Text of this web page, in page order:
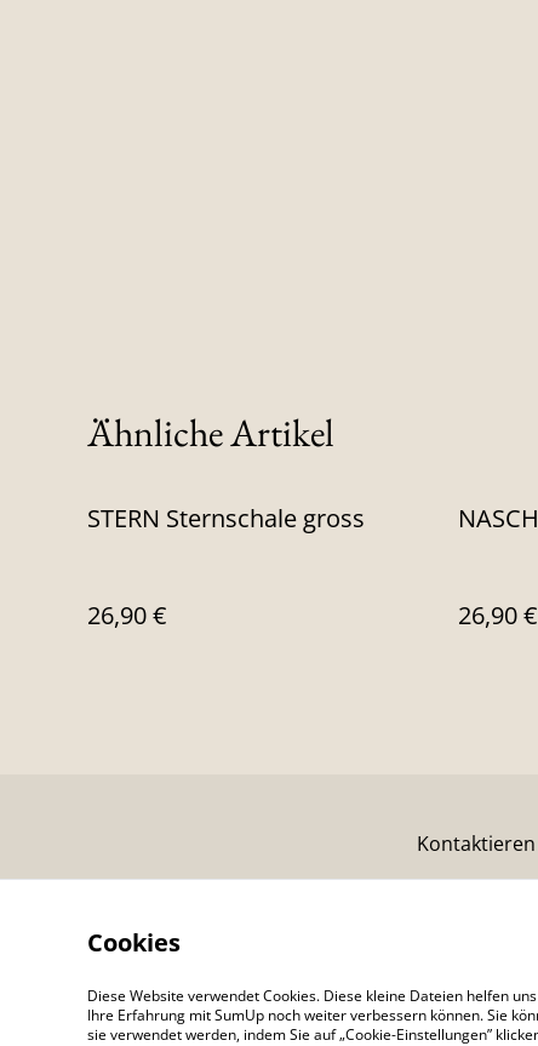
Ähnliche Artikel
STERN Sternschale gross
26,90 € 26,90 €
Kontaktieren
Cookies
Diese Website verwendet Cookies. Diese kleine Dateien helfen
Ihre Erfahrung mit SumUp noch weiter verbessern können. Sie
sie verwendet werden, indem Sie auf „Cookie-Einstellungen”